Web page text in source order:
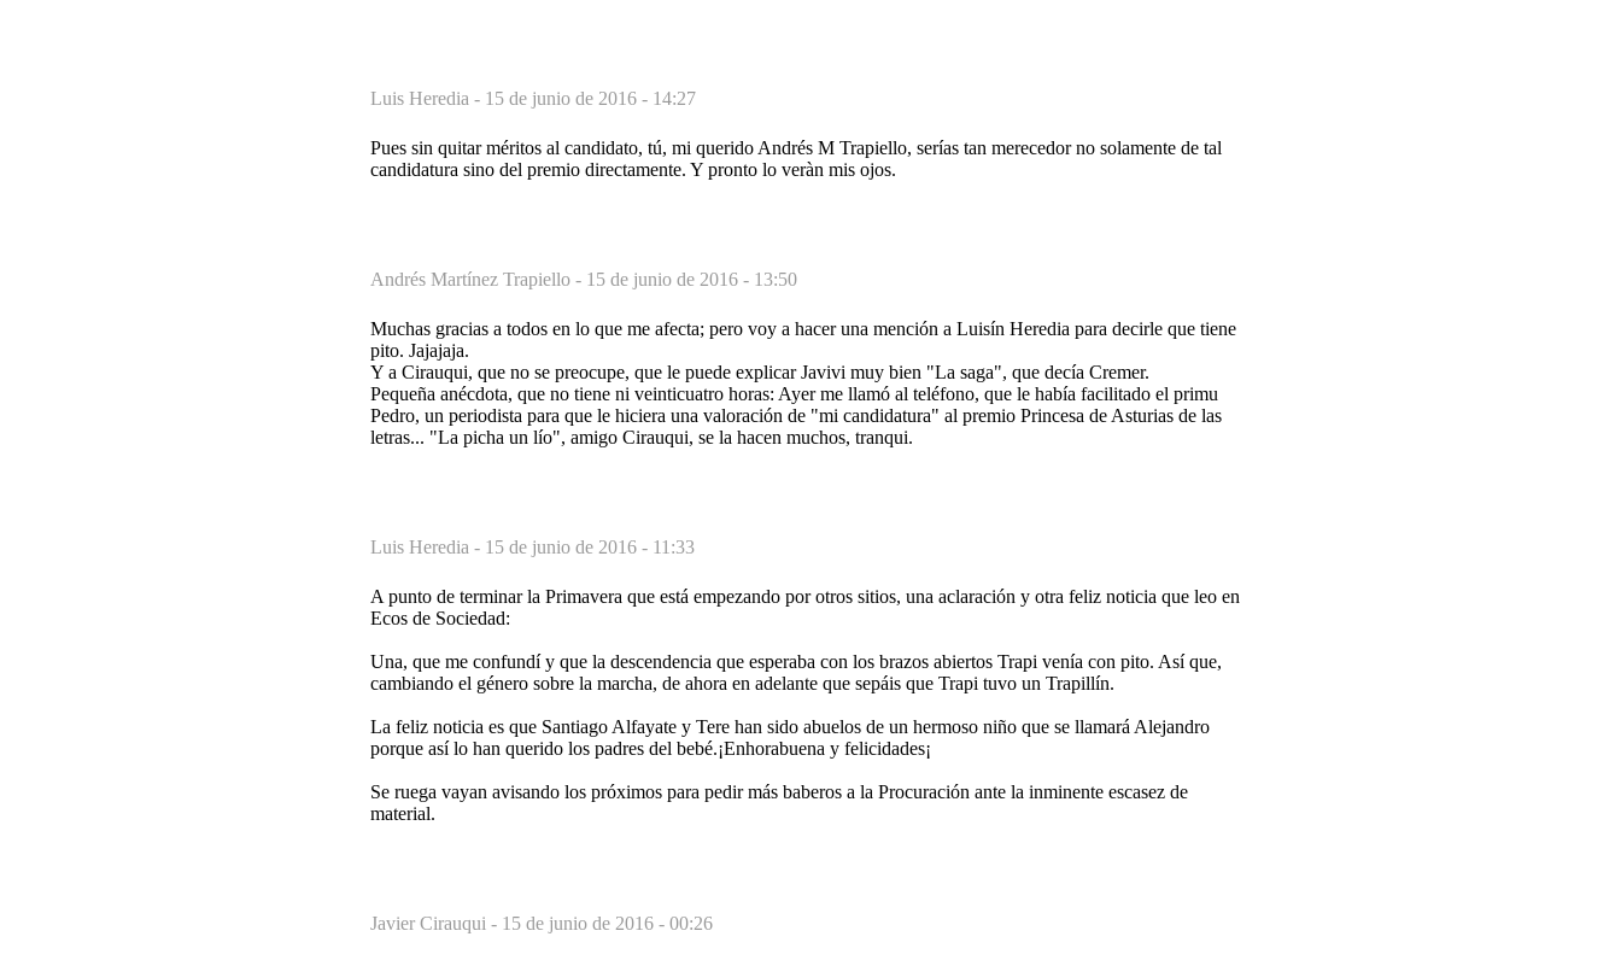
Luis Heredia - 15 de junio de 2016 - 14:27
Pues sin quitar méritos al candidato, tú, mi querido Andrés M Trapiello, serías tan merecedor no solamente de tal
candidatura sino del premio directamente. Y pronto lo veràn mis ojos.
Andrés Martínez Trapiello - 15 de junio de 2016 - 13:50
Muchas gracias a todos en lo que me afecta; pero voy a hacer una mención a Luisín Heredia para decirle que tiene
pito. Jajajaja.
Y a Cirauqui, que no se preocupe, que le puede explicar Javivi muy bien "La saga", que decía Cremer.
Pequeña anécdota, que no tiene ni veinticuatro horas: Ayer me llamó al teléfono, que le había facilitado el primu
Pedro, un periodista para que le hiciera una valoración de "mi candidatura" al premio Princesa de Asturias de las
letras... "La picha un lío", amigo Cirauqui, se la hacen muchos, tranqui.
Luis Heredia - 15 de junio de 2016 - 11:33
A punto de terminar la Primavera que está empezando por otros sitios, una aclaración y otra feliz noticia que leo en
Ecos de Sociedad:
Una, que me confundí y que la descendencia que esperaba con los brazos abiertos Trapi venía con pito. Así que,
cambiando el género sobre la marcha, de ahora en adelante que sepáis que Trapi tuvo un Trapillín.
La feliz noticia es que Santiago Alfayate y Tere han sido abuelos de un hermoso niño que se llamará Alejandro
porque así lo han querido los padres del bebé.¡Enhorabuena y felicidades¡
Se ruega vayan avisando los próximos para pedir más baberos a la Procuración ante la inminente escasez de
material.
Javier Cirauqui - 15 de junio de 2016 - 00:26